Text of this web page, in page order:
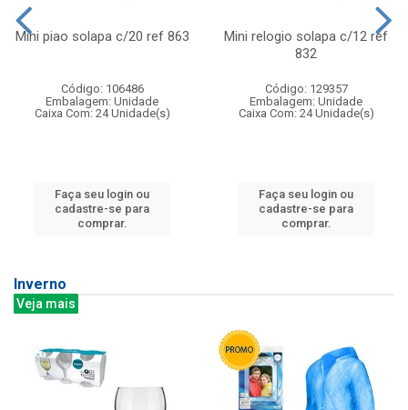
Mini piao solapa c/20 ref 863
Código: 106486
Embalagem: Unidade
Caixa Com: 24 Unidade(s)
Faça seu login ou
cadastre-se para
comprar.
Mini relogio solapa c/12 ref
832
Código: 129357
Embalagem: Unidade
Caixa Com: 24 Unidade(s)
Faça seu login ou
cadastre-se para
comprar.
Inverno
Veja mais